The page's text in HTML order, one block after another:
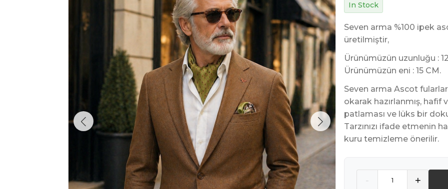
In Stock
Seven arma %100 ipek
üretilmiştir,
Ürünümüzün uzunluğu :
Ürünümüzün eni : 15 CM.
Seven arma Ascot
okarak hazırlanmış,
patlaması ve lüks bir
Tarzınızı ifade etmenin
kuru temizleme önerilir.
- +